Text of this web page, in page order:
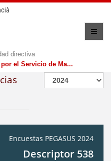
directiva
el Servicio de Ma...
Encuestas PEGASUS 2024
Descriptor 538